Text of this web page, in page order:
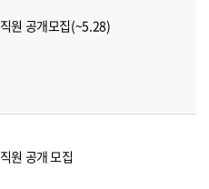
원 공개모집(~5.28)
원 공개 모집